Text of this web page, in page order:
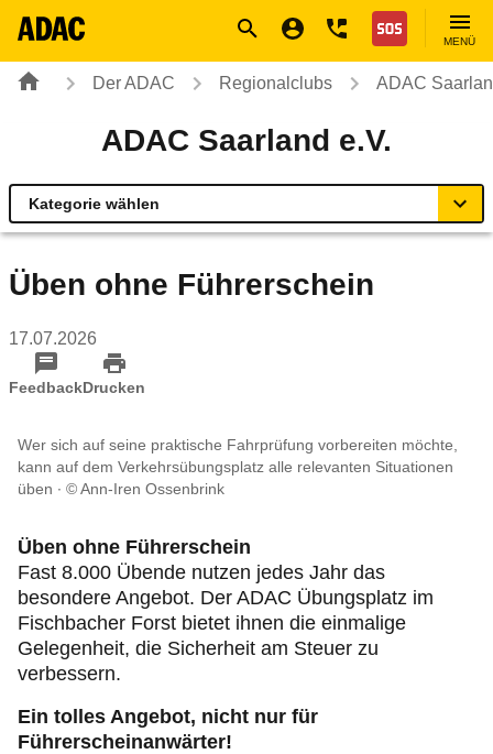
Nothilfe
MENÜ
Der ADAC Regionalclubs ADAC
ADAC Saarland e.V.
Kategorie wählen
Mitgliedschaft & Service
Verkehr und Technik
Motorsport & Ortsclubs
Üben ohne Führerschein
17.07.2026
FeedbackDrucken
Wer sich auf seine praktische Fahrprüfung vorbereiten möchte,
kann auf dem Verkehrsübungsplatz alle relevanten Situationen
üben
© Ann-Iren Ossenbrink
Üben ohne Führerschein
Fast 8.000 Übende nutzen jedes Jahr das
besondere Angebot. Der ADAC Übungsplatz im
Fischbacher Forst bietet ihnen die einmalige
Gelegenheit, die Sicherheit am Steuer zu
verbessern.
Ein tolles Angebot, nicht nur für
Führerscheinanwärter!